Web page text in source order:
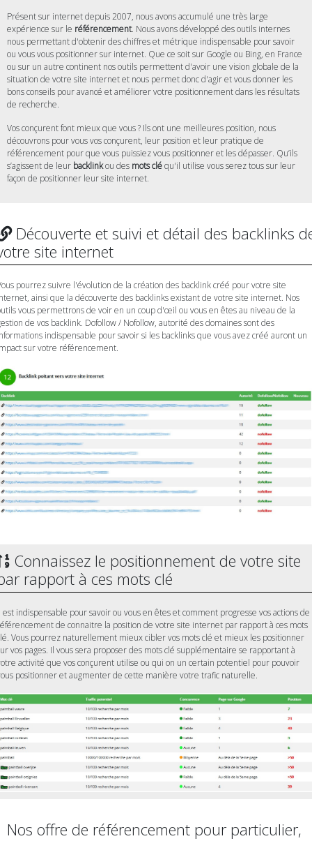
Présent sur internet depuis 2007, nous avons accumulé une très large
expérience sur le référencement. Nous avons développé des outils internes
nous permettant d'obtenir des chiffres et métrique indispensable pour savoir
ou vous vous positionner sur internet. Que ce soit sur Google ou Bing, en France
ou sur un autre continent nos outils permettent d'avoir une vision globale de la
situation de votre site internet et nous permet donc d'agir et vous donner les
bons conseils pour avancé et améliorer votre positionnement dans les résultats
de recherche.
Vos conçurent font mieux que vous ? Ils ont une meilleures position, nous
découvrons pour vous vos conçurent, leur position et leur pratique de
référencement pour que vous puissiez vous positionner et les dépasser. Qu’ils
s’agissent de leur backlinkou des mots cléqu'il utilise vous serez tous sur leur
façon de positionner leur site internet.
Découverte et suivi et détail des backlinks
site internet
pourrez suivre l'évolution de la création des backlink créé pour votre site
ainsi que la découverte des backlinks existant de votre site internet. Nos
vous permettrons de voir en un coup d'œil ou vous en êtes au niveau de la
de vos backlink. Dofollow / Nofollow, autorité des domaines sont des
indispensable pour savoir si les backlinks que vous avez créé auront un
sur votre référencement.
Connaissez le positionnement de votre site
rapport à ces mots clé
est indispensable pour savoir ou vous en êtes et comment progresse vos actions de
de connaitre la position de votre site internet par rapport à ces mots
Vous pourrez naturellement mieux cibler vos mots clé et mieux les positionner
vos pages. Il vous sera proposer des mots clé supplémentaire se rapportant à
activité que vos conçurent utilise ou qui on un certain potentiel pour pouvoir
positionner et augmenter de cette manière votre trafic naturelle.
Nos offre de référencement pour particulier,